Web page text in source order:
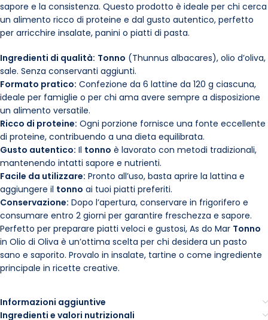
sapore e la consistenza. Questo prodotto è ideale per chi cerca
un alimento ricco di proteine e dal gusto autentico, perfetto
per arricchire insalate, panini o piatti di pasta.
Ingredienti di qualità: Tonno (Thunnus albacares), olio d’oliva,
sale. Senza conservanti aggiunti.
Formato pratico: Confezione da 6 lattine da 120 g ciascuna,
ideale per famiglie o per chi ama avere sempre a disposizione
un alimento versatile.
Ricco di proteine: Ogni porzione fornisce una fonte eccellente
di proteine, contribuendo a una dieta equilibrata.
Gusto autentico: Il tonno è lavorato con metodi tradizionali,
mantenendo intatti sapore e nutrienti.
Facile da utilizzare: Pronto all’uso, basta aprire la lattina e
aggiungere il tonno ai tuoi piatti preferiti.
Conservazione: Dopo l’apertura, conservare in frigorifero e
consumare entro 2 giorni per garantire freschezza e sapore.
Perfetto per preparare piatti veloci e gustosi, As do Mar Tonno
in Olio di Oliva è un’ottima scelta per chi desidera un pasto
sano e saporito. Provalo in insalate, tartine o come ingrediente
principale in ricette creative.
Informazioni aggiuntive
Ingredienti e valori nutrizionali